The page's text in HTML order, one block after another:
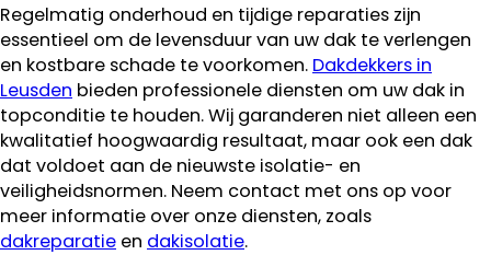
Regelmatig onderhoud en tijdige reparaties zijn
essentieel om de levensduur van uw dak te verlengen
en kostbare schade te voorkomen. Dakdekkers in
Leusden bieden professionele diensten om uw dak in
topconditie te houden. Wij garanderen niet alleen een
kwalitatief hoogwaardig resultaat, maar ook een dak
dat voldoet aan de nieuwste isolatie- en
veiligheidsnormen. Neem contact met ons op voor
meer informatie over onze diensten, zoals
dakreparatie en dakisolatie.